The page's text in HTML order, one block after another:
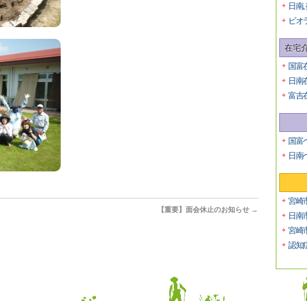
【重要】面会休止のお知らせ →
日南
ビオ
在宅
国富
日南
富吉
国富
日南
宮崎
日南
宮崎
認知